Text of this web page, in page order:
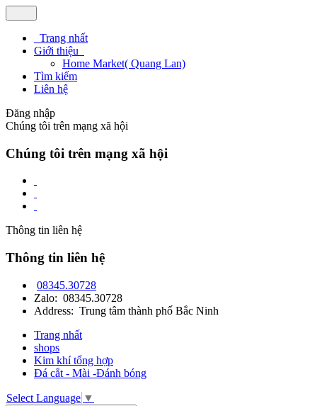
Trang nhất
Giới thiệu
Home Market( Quang Lan)
Tìm kiếm
Liên hệ
Đăng nhập
Chúng tôi trên mạng xã hội
Chúng tôi trên mạng xã hội
Thông tin liên hệ
Thông tin liên hệ
08345.30728
Zalo: 08345.30728
Address: Trung tâm thành phố Bắc Ninh
Trang nhất
shops
Kim khí tổng hợp
Đá cắt - Mài -Đánh bóng
Select Language ▼